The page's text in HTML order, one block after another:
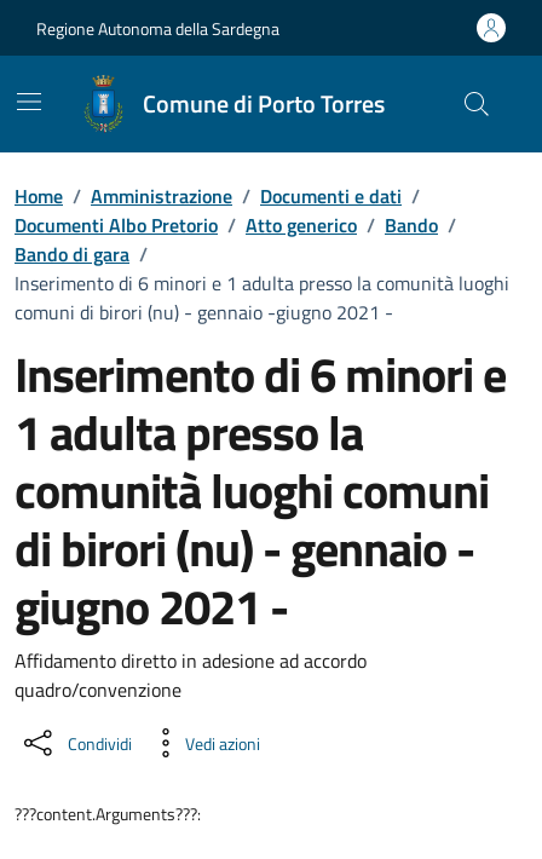
Regione Autonoma della Sardegna
Comune di Porto Torres
Home / Amministrazione / Documenti e dati /
Documenti Albo Pretorio / Atto generico / Bando /
Bando di gara /
Inserimento di 6 minori e 1 adulta presso la comunità luoghi
comuni di birori (nu) - gennaio -giugno 2021 -
Inserimento di 6 minori e
1 adulta presso la
comunità luoghi comuni
di birori (nu) - gennaio -
giugno 2021 -
Dettaglio del documento
Affidamento diretto in adesione ad accordo
quadro/convenzione
Condividi Vedi azioni
???content.Arguments???: